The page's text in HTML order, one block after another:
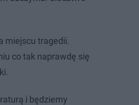
miejscu tragedii.
co tak naprawdę się
i będziemy